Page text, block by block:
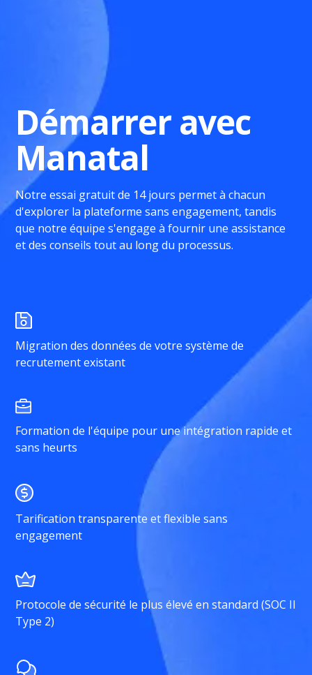
Démarrer avec
Manatal
Notre essai gratuit de 14 jours permet à chacun
d'explorer la plateforme sans engagement, tandis
que notre équipe s'engage à fournir une assistance
et des conseils tout au long du processus.
Migration des données de votre système de
recrutement existant
Formation de l'équipe pour une intégration rapide et
sans heurts
Tarification transparente et flexible sans
engagement
Protocole de sécurité le plus élevé en standard (SOC II
Type 2)